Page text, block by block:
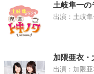
土岐隼一の
出演：土岐隼
加隈亜衣
出演：加隈